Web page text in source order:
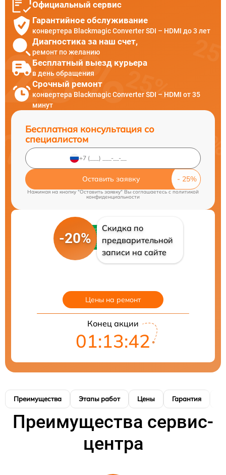
Официальный сервис
Гарантийное обслуживание
конвертера Blackmagic Converter SDI – HDMI до 3 лет
Диагностика за наш счет,
ремонт по желанию
Бесплатный выезд курьера
в день обращения
Срочный ремонт
конвертера Blackmagic Converter SDI – HDMI от 35
минут
Бесплатная консультация со
специалистом
Оставить заявку
Нажимая на кнопку "Оставить заявку" Вы соглашаетесь cполитикой
конфиденциальности
-20%
Скидка по
предварительной
записи на сайте
Цены на ремонт
Конец акции
01:13:41
Преимущества Этапы работ Цены Гарантия
Преимущества сервис-
центра